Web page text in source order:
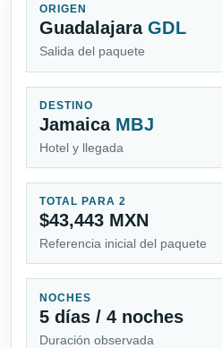
ORIGEN
Guadalajara GDL
Salida del paquete
DESTINO
Jamaica MBJ
Hotel y llegada
TOTAL PARA 2
$43,443 MXN
Referencia inicial del paquete
NOCHES
5 días / 4 noches
Duración observada